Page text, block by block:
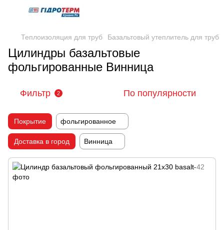
Теплоизоляция для труб Базальтовый утеплитель для труб
Цилиндры базальтовые
фольгированные Винница
Фильтр 2 По популярности
Покрытие фольгированное
Доставка в город Винница